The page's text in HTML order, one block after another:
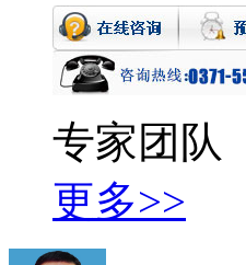
专家团队
更多>>